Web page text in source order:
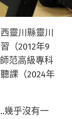
靈川縣靈川
（2012年9
范高級專科
課（2024年
幾乎沒有一